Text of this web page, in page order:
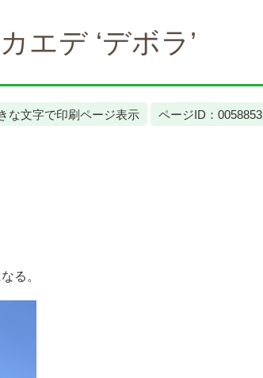
エデ ‘デボラ’
な文字で印刷ページ表示 ページID：0058853
る。